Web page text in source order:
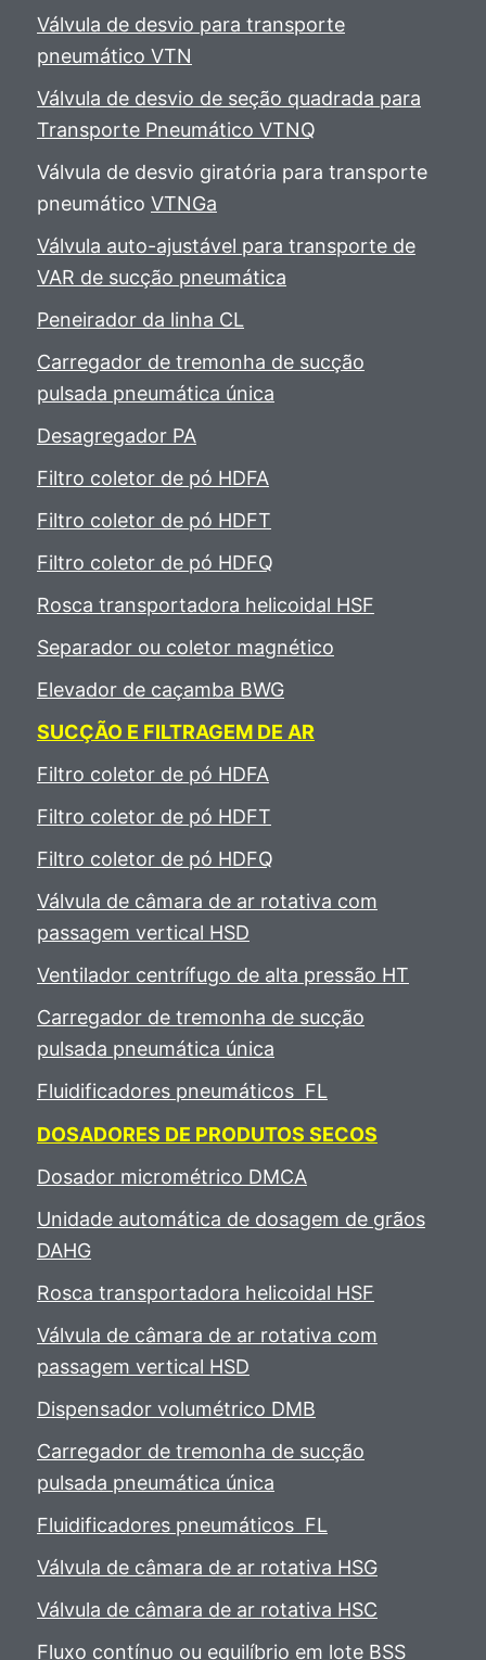
Válvula de desvio para transporte
pneumático VTN
Válvula de desvio de seção quadrada para
Transporte Pneumático VTNQ
Válvula de desvio giratória para transporte
pneumático VTNGa
Válvula auto-ajustável para transporte de
VAR de sucção pneumática
Peneirador da linha CL
Carregador de tremonha de sucção
pulsada pneumática única
Desagregador PA
Filtro coletor de pó HDFA
Filtro coletor de pó HDFT
Filtro coletor de pó HDFQ
Rosca transportadora helicoidal HSF
Separador ou coletor magnético
Elevador de caçamba BWG
SUCÇÃO E FILTRAGEM DE AR
Filtro coletor de pó HDFA
Filtro coletor de pó HDFT
Filtro coletor de pó HDFQ
Válvula de câmara de ar rotativa com
passagem vertical HSD
Ventilador centrífugo de alta pressão HT
Carregador de tremonha de sucção
pulsada pneumática única
Fluidificadores pneumáticos FL
DOSADORES DE PRODUTOS SECOS
Dosador micrométrico DMCA
Unidade automática de dosagem de grãos
DAHG
Rosca transportadora helicoidal HSF
Válvula de câmara de ar rotativa com
passagem vertical HSD
Dispensador volumétrico DMB
Carregador de tremonha de sucção
pulsada pneumática única
Fluidificadores pneumáticos FL
Válvula de câmara de ar rotativa HSG
Válvula de câmara de ar rotativa HSC
Fluxo contínuo ou equilíbrio em lote BSS